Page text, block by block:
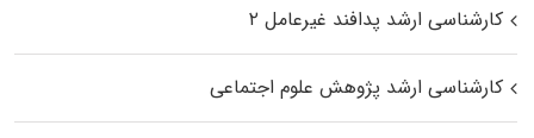
کارشناسی ارشد پدافند غیرعامل ۲
کارشناسی ارشد پژوهش علوم اجتماعی